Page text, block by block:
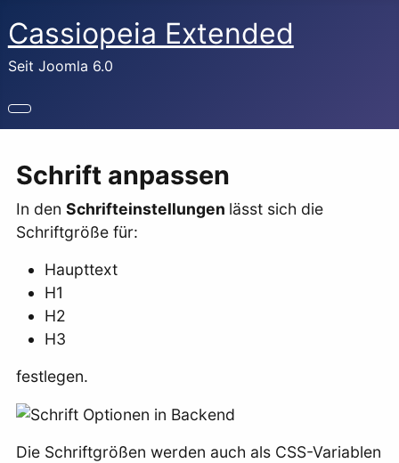
Cassiopeia Extended
Seit Joomla 6.0
Schrift anpassen
In den Schrifteinstellungen lässt sich die
Schriftgröße für:
Haupttext
H1
H2
H3
festlegen.
Die Schriftgrößen werden auch als CSS-Variablen